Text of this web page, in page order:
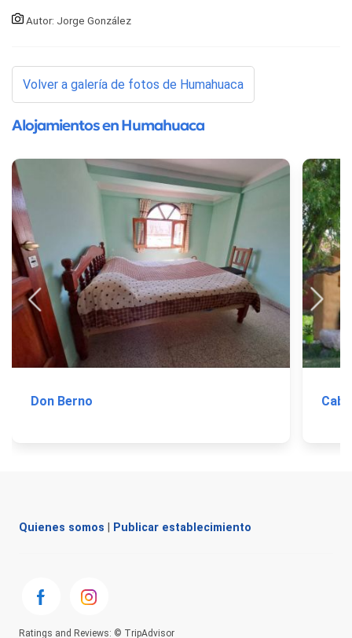
Autor: Jorge González
Volver a galería de fotos de Humahuaca
Alojamientos en Humahuaca
Don Berno
Quienes somos Publicar establecimiento
Ratings and Reviews: © TripAdvisor